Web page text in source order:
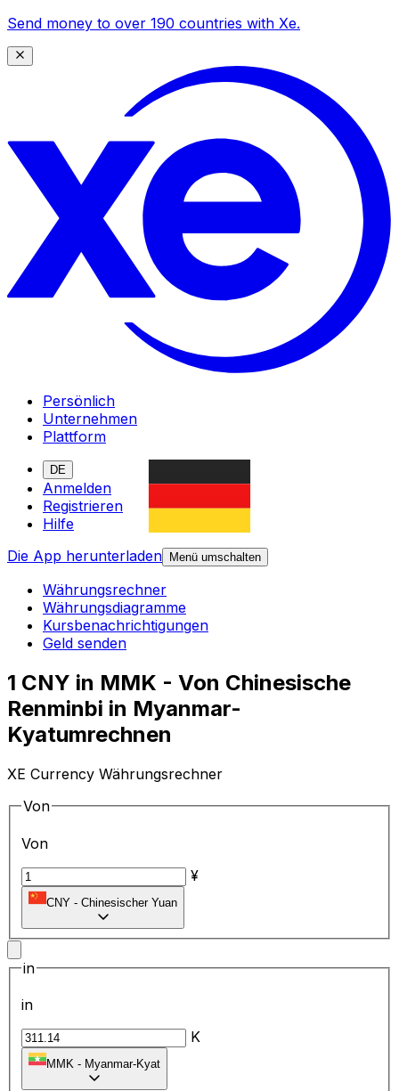
Send money to over 190 countries with Xe.
Persönlich
Unternehmen
Plattform
DE
Anmelden
Registrieren
Hilfe
Die App herunterladen
Menü umschalten
Währungsrechner
Währungsdiagramme
Kursbenachrichtigungen
Geld senden
1 CNY in MMK - Von Chinesische
Renminbi in Myanmar-
Kyatumrechnen
XE Currency Währungsrechner
Von
Von
¥
CNY - Chinesischer Yuan
in
in
K
MMK - Myanmar-Kyat